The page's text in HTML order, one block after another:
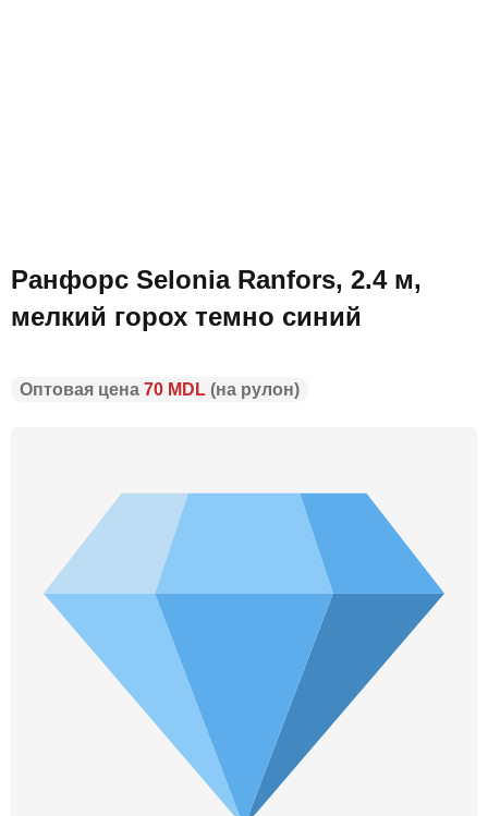
Ранфорс Selonia Ranfors, 2.4 м,
мелкий горох темно синий
Оптовая цена 70 MDL (на рулон)
ЭкоКожа стрейч